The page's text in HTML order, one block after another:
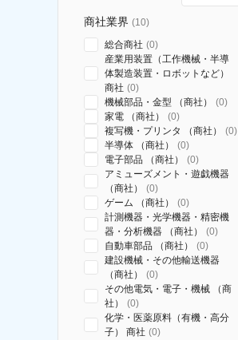
商社業界 (10)
総合商社 (0)
産業用装置（工作機械・半導
体製造装置・ロボットなど）
商社 (0)
機械部品・金型 （商社）
(0)
家電 （商社）
(0)
複写機・プリンタ （商社）
(0)
半導体 （商社）
(0)
電子部品 （商社）
(0)
アミューズメント・遊戯機器
（商社）
(0)
ゲーム （商社）
(0)
計測機器・光学機器・精密機
器・分析機器 （商社）
(0)
自動車部品 （商社）
(0)
建設機械・その他輸送機器
（商社）
(0)
その他電気・電子・機械 （商
社）
(0)
化学・医薬原料（有機・高分
子） 商社 (0)